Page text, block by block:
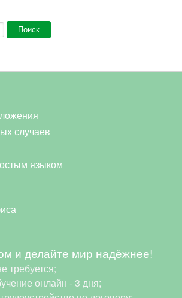
случаев
языком
и делайте мир надёжнее!
требуется;
онлайн - 3 дня;